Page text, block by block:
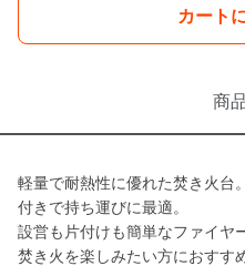
カート
商
軽量で耐熱性に優れた焚き火台
付きで持ち運びに最適。
設営も片付けも簡単なファイヤ
焚き火を楽しみたい方におすす